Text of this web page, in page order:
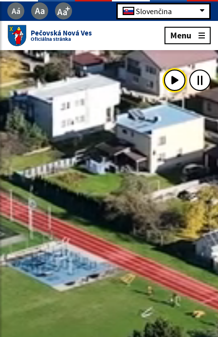
Slovenčina
Pečovská Nová Ves
Oficiálna stránka Menu